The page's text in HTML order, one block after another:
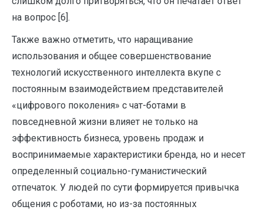
на вопрос [6].
Также важно отметить, что наращивание
использования и общее совершенствование
технологий искусственного интеллекта вкупе с
постоянным взаимодействием представителей
«цифрового поколения» с чат-ботами в
повседневной жизни влияет не только на
эффективность бизнеса, уровень продаж и
воспринимаемые характеристики бренда, но и несет
определенный социально-гуманистический
отпечаток. У людей по сути формируется привычка
общения с роботами, но из-за постоянных